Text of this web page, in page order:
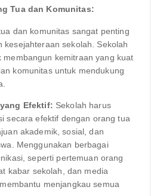
Tua dan Komunitas:
dan komunitas sangat penting
kesejahteraan sekolah. Sekolah
membangun kemitraan yang kuat
komunitas untuk mendukung
Efektif: Sekolah harus
secara efektif dengan orang tua
akademik, sosial, dan
Menggunakan berbagai
seperti pertemuan orang
kabar sekolah, dan media
menjangkau semua